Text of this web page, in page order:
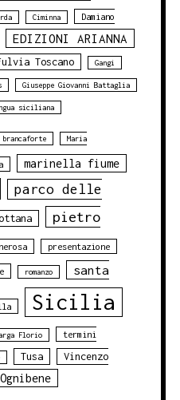
Ciminna Damiano
EDIZIONI ARIANNA
Toscano Gangi
Giuseppe Giovanni Battaglia
siciliana
brancaforte Maria
marinella fiume
parco delle
pietro
presentazione
romanzo santa
Sicilia
Florio termini
Tusa
Vincenzo